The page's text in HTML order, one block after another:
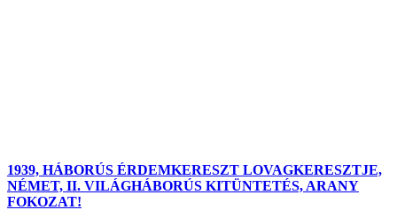
1939, HÁBORÚS ÉRDEMKERESZT LOVAGKERESZTJE,
NÉMET, II. VILÁGHÁBORÚS KITÜNTETÉS, ARANY
FOKOZAT!